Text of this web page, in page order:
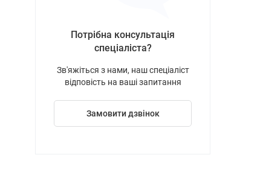
Потрібна консультація
спеціаліста?
Зв'яжіться з нами, наш спеціаліст
відповість на ваші запитання
Замовити дзвінок